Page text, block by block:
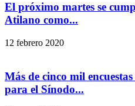
El próximo martes se
Atilano como...
12 febrero 2020
Más de cinco mil
para el Sínodo...